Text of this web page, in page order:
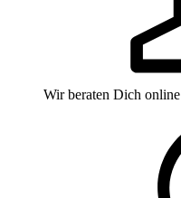
Wir beraten Dich online